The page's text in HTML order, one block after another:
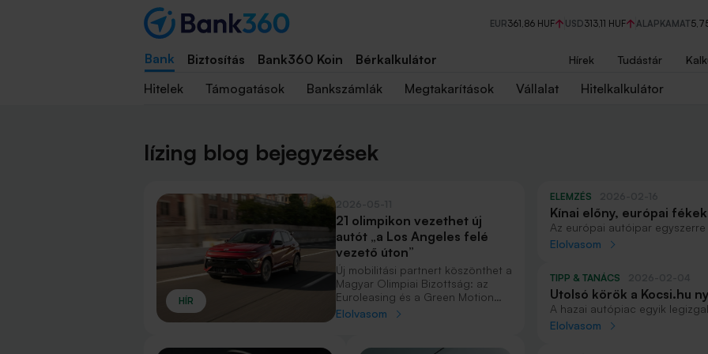
EUR361,86 HUF USD313,11 HUF ALAPKAMAT
Bank Biztosítás Bank360 Koin Bérkalkulátor Hírek Tudástár
Hitelek
Támogatások Bankszámlák Megtakarítások Vállalat Hitelkalkulátor
lízing blog bejegyzések
HÍR
21 olimpikon vezethet új
autót „a Los Angeles felé
vezető úton”
Új mobilitási partnert köszönthet a
Magyar Olimpiai Bizottság: az
Euroleasing és a Green Motion
Hungary támogatásának
szerdán a Hungaroringen, és
Elolvasom
ELEMZÉS
Kínai előny, európai
autóipari verseny
Az európai autóipar
szigorodó környezetvédelmi
eredménye: a támogatási
globális ellátási láncok
jövőjét. Az elektromos autók
merül fel arról is, mennyire
Elolvasom
TIPP & TANÁCS
Utolsó körök a Kocsi.hu
A hazai autópiac egyik
különleges élményt: nem
Elolvasom